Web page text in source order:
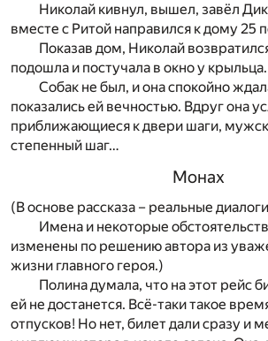
Николай кивнул, вышел, завёл
вместе с Ритой направился к дому 25
Показав дом, Николай
подошла и постучала в окно у крыльца.
Собак не был, и она спокойно
показались ей вечностью. Вдруг она
приближающиеся к двери шаги,
степенный шаг…
Монах
(В основе рассказа – реальные
Имена и некоторые
изменены по решению автора из
жизни главного героя.)
Полина думала, что на этот рейс
ей не достанется. Всё-таки такое
отпусков! Но нет, билет дали сразу и